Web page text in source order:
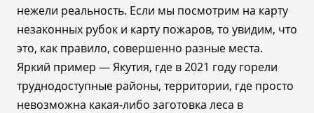
нежели реальность. Если мы посмотрим на карту
незаконных рубок и карту пожаров, то увидим, что
это, как правило, совершенно разные места.
Яркий пример —Якутия, где в 2021 году горели
труднодоступные районы, территории, где просто
невозможна какая-либо заготовка леса в